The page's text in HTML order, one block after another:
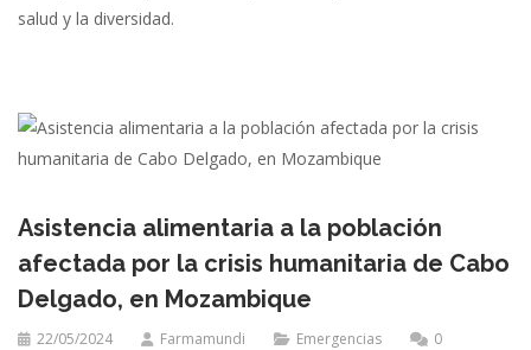
salud y la diversidad.
Asistencia alimentaria a la población
afectada por la crisis humanitaria de Cabo
Delgado, en Mozambique
22/05/2024 Farmamundi Emergencias 0